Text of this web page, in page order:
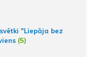
"Liepāja bez
(5)